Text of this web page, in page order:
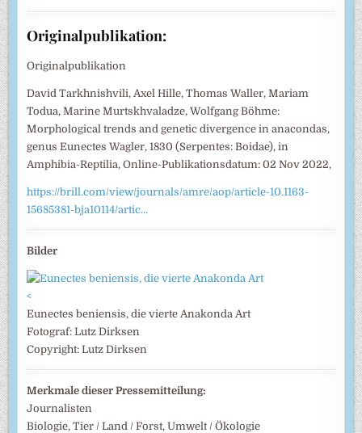
Originalpublikation:
Originalpublikation
David Tarkhnishvili, Axel Hille, Thomas Waller, Mariam
Todua, Marine Murtskhvaladze, Wolfgang Böhme:
Morphological trends and genetic divergence in anacondas,
genus Eunectes Wagler, 1830 (Serpentes: Boidae), in
Amphibia-Reptilia, Online-Publikationsdatum: 02 Nov 2022,
https://brill.com/view/journals/amre/aop/article-10.1163-
15685381-bja10114/artic…
Bilder
<
Eunectes beniensis, die vierte Anakonda Art
Fotograf: Lutz Dirksen
Copyright: Lutz Dirksen
Merkmale dieser Pressemitteilung:
Journalisten
Biologie, Tier / Land / Forst, Umwelt / Ökologie